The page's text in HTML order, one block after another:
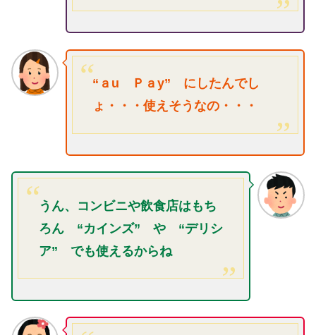
“ａu Ｐ ａy” にしたんでし
ょ・・・使えそうなの・・・
うん、コンビニや飲食店はもち
ろん “カインズ” や “デリシ
ア” でも使えるからね